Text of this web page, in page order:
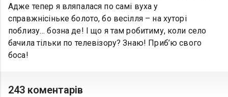
Адже тепер я вляпалася по самі вуха у
справжнісіньке болото, бо весілля – на хуторі
поблизу… бозна де! І що я там робитиму, коли село
бачила тільки по телевізору? Знаю! Приб’ю свого
боса!
243 коментарів